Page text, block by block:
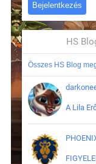
HS
Összes HS Blog
A Lila